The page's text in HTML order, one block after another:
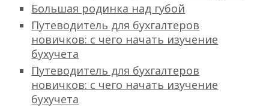
Большая родинка над губой
Путеводитель для бухгалтеров
новичков: с чего начать изучение
бухучета
Путеводитель для бухгалтеров
новичков: с чего начать изучение
бухучета